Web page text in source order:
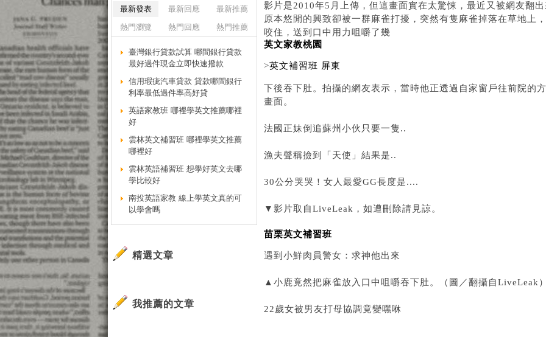
影片是2010年5月上傳，但這畫面實在太驚悚，最近又被網友翻
原本悠閒的興致卻被一群麻雀打擾，突然有隻麻雀掉落在草地上
咬住，送到口中用力咀嚼了幾
英文家教桃園
>英文補習班 屏東
下後吞下肚。拍攝的網友表示，當時他正透過自家窗戶往前院的
畫面。
法國正妹倒追蘇州小伙只要一隻..
漁夫聲稱撿到「天使」結果是..
30公分哭哭！女人最愛GG長度是....
▼影片取自LiveLeak，如遭刪除請見諒。
苗栗英文補習班
遇到小鮮肉員警女：求神他出來
▲小鹿竟然把麻雀放入口中咀嚼吞下肚。（圖／翻攝自LiveLeak
22歲女被男友打母協調竟變嘿咻
最新發表 最新回應
最新推薦
熱門瀏覽
熱門回應 熱門推薦
臺灣銀行貸款試算 哪間銀行貸款
最好過件現金立即快速撥款
信用瑕疵汽車貸款 貸款哪間銀行
利率最低過件率高好貸
英語家教班 哪裡學英文推薦哪裡
好
雲林英文補習班 哪裡學英文推薦
哪裡好
雲林英語補習班 想學好英文去哪
學比較好
南投英語家教 線上學英文真的可
以學會嗎
精選文章
我推薦的文章